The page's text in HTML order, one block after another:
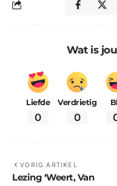
Wat is
Liefde
0
Verdrietig
0
VORIG ARTIKEL
Lezing ‘Weert, Van